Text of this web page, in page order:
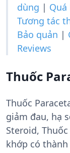
dùng | Quá
Tương tác
Bảo quản |
Reviews
Thuốc
Thuốc
giảm đau, hạ
Steroid,
khớp có